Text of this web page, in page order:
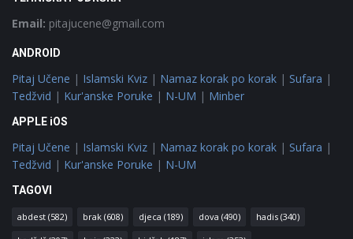
Email: pitajucene@gmail.com
ANDROID
Pitaj Učene | Islamski Kviz | Namaz korak po korak | Sufara |
Tedžvid | Kur'anske Poruke | N-UM | Minber
APPLE iOS
Pitaj Učene | Islamski Kviz | Namaz korak po korak | Sufara |
Tedžvid | Kur'anske Poruke | N-UM
TAGOVI
abdest (582) brak (608) djeca (189) dova (490) hadis (340)